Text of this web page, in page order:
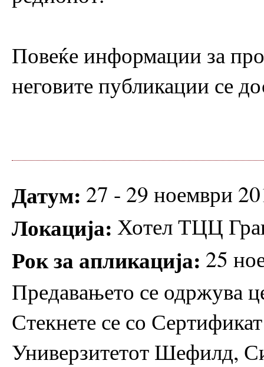
Повеќе информации за
неговите публикации се
Датум: 27 - 29 ноември
Локација: Хотел ТЦЦ
Рок за апликација: 25
Предавањето се одржува
Стекнете се со
Универзитетот Шефилд,